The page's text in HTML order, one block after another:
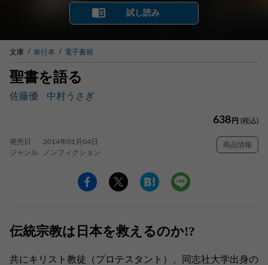
試し読み
文庫 単行本 電子書籍
聖書を語る
佐藤優 中村うさぎ
638 円 (税込)
発売日
2014年01月04日
ジャンル
ノンフィクション
商品情報
伝統宗教は日本を救えるのか!?
共にキリスト教徒（プロテスタント）、同志社大学出身の